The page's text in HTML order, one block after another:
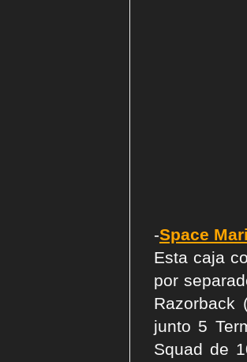
-Space
Esta caja
por
Razorback
junto 5
Squad de